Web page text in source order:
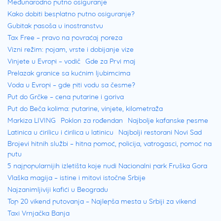
Grobovi u kraljevskoj stenise nalaze
severno od amfiteatra.
vekaje smešten na putu od ulaska u kotlinu
prema centru Petre. Godine 1961, ovaj
amfiteatar su otkrili američki arheolozi.
Na izlasku iz nekadašnjeg grada, nalazi se
možda najlepšispomenik El-Deir. Ovo ime u
prevodu znači “samostan”. Veoma je
poseban zbog svoje jednostavnosti i
monumentalnog stila,ali i veličine. Urna koja
se nalazi na vrhu ukrasnog okruglog hrama
je visoka neverovatnih 9 metara.
Međunarodno putno osiguranje
Kako dobiti besplatno putno osiguranje?
Gubitak pasoša u inostranstvu
Tax Free – pravo na povraćaj poreza
Vizni režim: pojam, vrste i dobijanje vize
Vinjete u Evropi – vodič Gde za Prvi maj
Prelazak granice sa kućnim ljubimcima
Voda u Evropi – gde piti vodu sa česme?
Put do Grčke – cena putarine i goriva
Put do Beča kolima: putarine, vinjete, kilometraža
Markiza LIVING
Poklon za rođendan
Najbolje kafanske pesme
Latinica u ćirilicu i ćirilica u latinicu
Najbolji restorani Novi Sad
Brojevi hitnih službi – hitna pomoć, policija, vatrogasci, pomoć na
putu
5 najpopularnijih izletišta koje nudi Nacionalni park Fruška Gora
Vlaška magija – istine i mitovi istočne Srbije
Najzanimljiviji kafići u Beogradu
Top 20 vikend putovanja – Najlepša mesta u Srbiji za vikend
Taxi Vrnjačka Banja